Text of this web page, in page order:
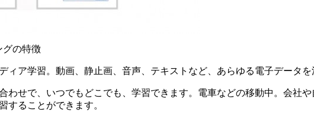
グの特徴
ィア学習。動画、静止画、音声、テキストなど、あらゆる電子データを
わせで、いつでもどこでも、学習できます。電車などの移動中。会社
することができます。